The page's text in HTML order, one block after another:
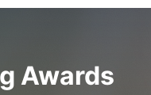
Awards